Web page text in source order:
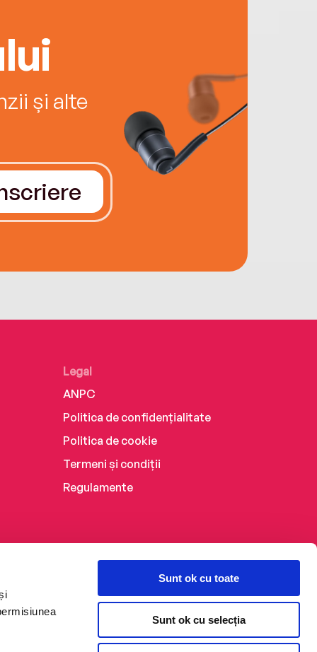
Sunt ok cu toate
Sunt ok cu selecția
și alte
Legal
ANPC
Politica de confidențialitate
Politica de cookie
Termeni și condiții
Regulamente